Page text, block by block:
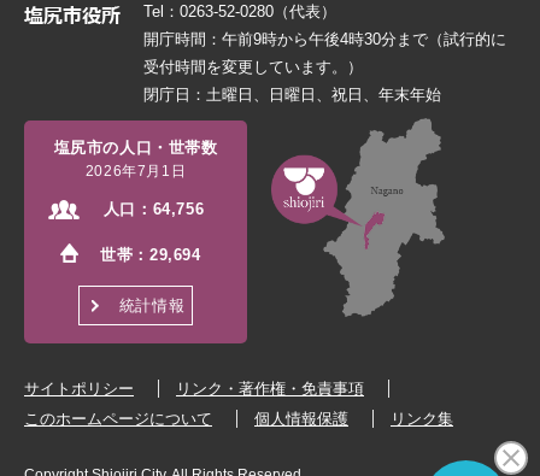
Tel：0263-52-0280（代表）
開庁時間：午前9時から午後4時30分まで（試行的に
受付時間を変更しています。）
閉庁日：土曜日、日曜日、祝日、年末年始
塩尻市の人口・世帯数
2026年7月1日
人口： 64,756
世帯：29,694
統計情報
サイトポリシー
リンク・著作権・免責事項
このホームページについて
個人情報保護 リンク集